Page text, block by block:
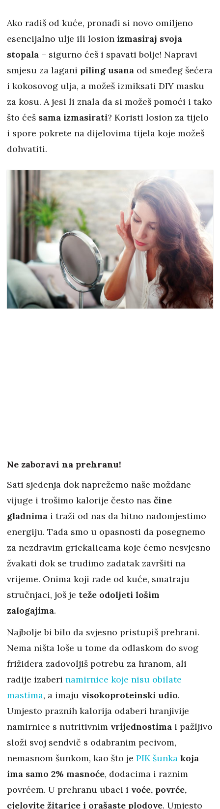
Ako radiš od kuće, pronađi si novo omiljeno
esencijalno ulje ili losion izmasiraj svoja
stopala – sigurno ćeš i spavati bolje! Napravi
smjesu za lagani piling usana od smeđeg šećera
i kokosovog ulja, a možeš izmiksati DIY masku
za kosu. A jesi li znala da si možeš pomoći i tako
što ćeš sama izmasirati? Koristi losion za tijelo
i spore pokrete na dijelovima tijela koje možeš
dohvatiti.
Ne zaboravi na prehranu!
Sati sjedenja dok naprežemo naše moždane
vijuge i trošimo kalorije često nas čine
gladnima i traži od nas da hitno nadomjestimo
energiju. Tada smo u opasnosti da posegnemo
za nezdravim grickalicama koje ćemo nesvjesno
žvakati dok se trudimo zadatak završiti na
vrijeme. Onima koji rade od kuće, smatraju
stručnjaci, još je teže odoljeti lošim
zalogajima.
Najbolje bi bilo da svjesno pristupiš prehrani.
Nema ništa loše u tome da odlaskom do svog
frižidera zadovoljiš potrebu za hranom, ali
radije izaberi namirnice koje nisu obilate
mastima, a imaju visokoproteinski udio.
Umjesto praznih kalorija odaberi hranjivije
namirnice s nutritivnim vrijednostima i pažljivo
složi svoj sendvič s odabranim pecivom,
nemasnom šunkom, kao što je PIK šunka koja
ima samo 2% masnoće, dodacima i raznim
povrćem. U prehranu ubaci i voće, povrće,
cjelovite žitarice i orašaste plodove. Umjesto